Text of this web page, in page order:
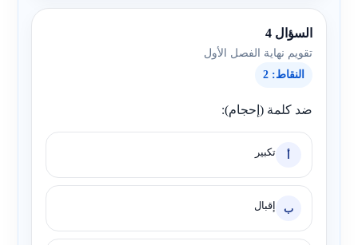
السؤال 4
تقويم نهاية الفصل الأول
النقاط: 2
ضد كلمة (إحجام):
أ تكبير
ب إقبال